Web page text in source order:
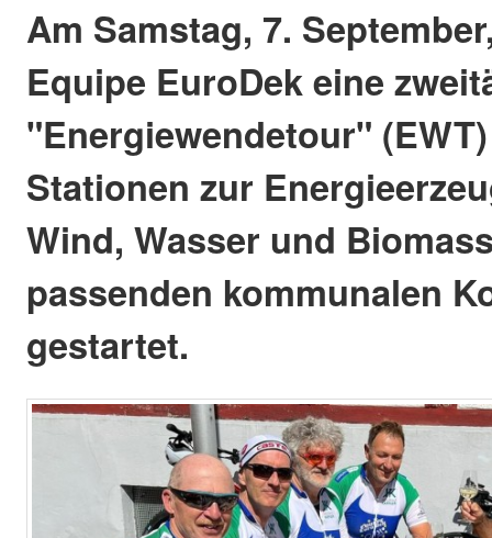
Am Samstag, 7.
Equipe EuroDek eine
"Energiewendetour"
Stationen zur
Wind, Wasser und
passenden kommunalen
gestartet.